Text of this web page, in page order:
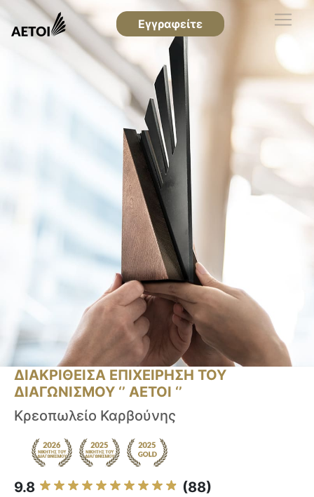
Εγγραφείτε
ΔΙΑΚΡΙΘΕΙΣΑ ΕΠΙΧΕΙΡΗΣΗ ΤΟΥ
ΔΙΑΓΩΝΙΣΜΟΥ ‘’ ΑΕΤΟΙ ‘’
Κρεοπωλείο Καρβούνης
9.8 (88)